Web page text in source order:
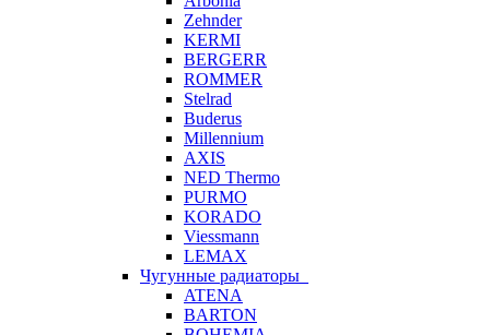
Zehnder
KERMI
BERGERR
ROMMER
Stelrad
Buderus
Millennium
AXIS
NED Thermo
PURMO
KORADO
Viessmann
LEMAX
Чугунные радиаторы
ATENA
BARTON